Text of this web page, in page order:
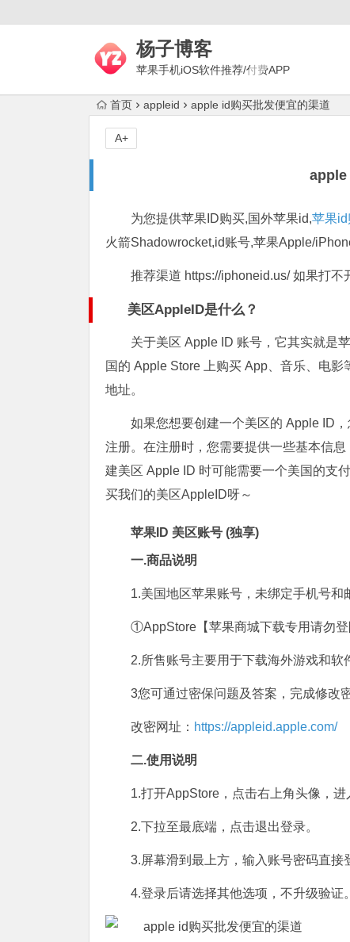
杨子博客
苹果手机iOS软件推荐/付费APP
首页 appleid apple id购买批发便宜的渠道
apple
A+
为您提供苹果ID购买,国外苹果id,苹果id
火箭Shadowrocket,id账号,苹果Apple/
推荐渠道 https://iphoneid.us/ 如果打不
美区AppleID是什么？
关于美区 Apple ID 账号，它其实就是
国的 Apple Store 上购买 App、音乐、电
地址。
如果您想要创建一个美区的 Apple ID
注册。在注册时，您需要提供一些基本信
建美区 Apple ID 时可能需要一个美国的支
买我们的美区AppleID呀～
苹果ID 美区账号 (独享)
一.商品说明
1.美国地区苹果账号，未绑定手机号和
①AppStore【苹果商城下载专用请勿登
2.所售账号主要用于下载海外游戏和软
3您可通过密保问题及答案，完成修改
改密网址： https://appleid.apple.com/
二.使用说明
1.打开AppStore，点击右上角头像，进
2.下拉至最底端，点击退出登录。
3.屏幕滑到最上方，输入账号密码直接
4.登录后请选择其他选项，不升级验证。